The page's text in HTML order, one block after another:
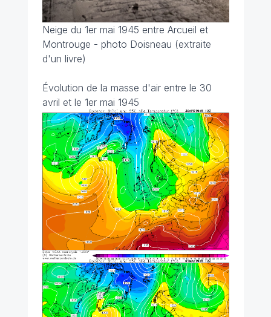
Neige du 1er mai 1945 entre Arcueil et
Montrouge - photo Doisneau (extraite
d'un livre)
Évolution de la masse d'air entre le 30
avril et le 1er mai 1945